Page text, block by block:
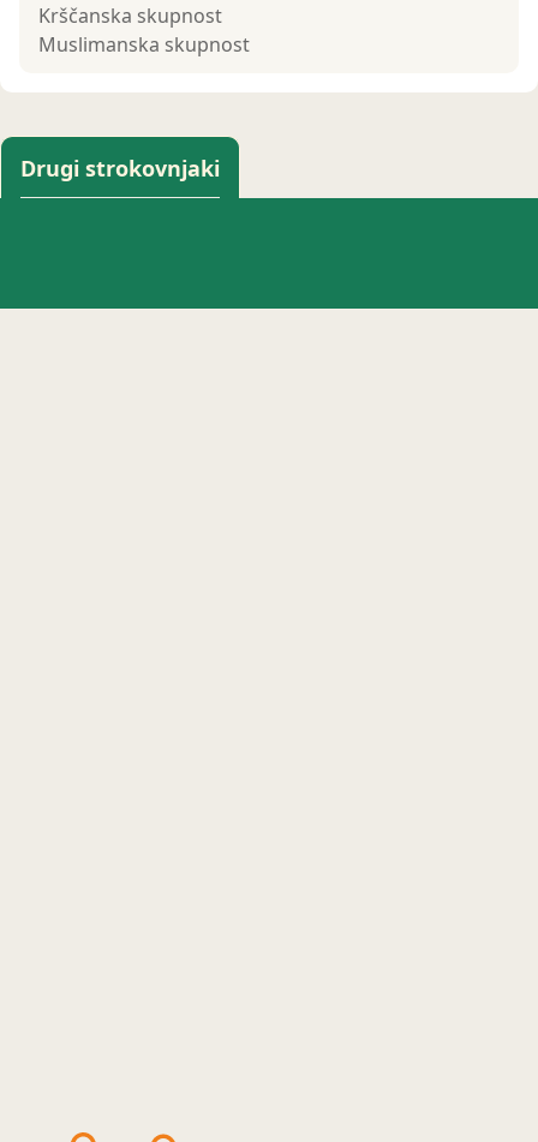
Krščanska skupnost
Muslimanska skupnost
Drugi strokovnjaki